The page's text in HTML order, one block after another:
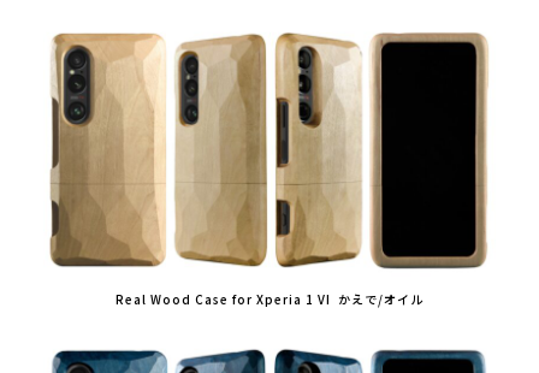
Real Wood Case for Xperia 1 VI かえで/オイル